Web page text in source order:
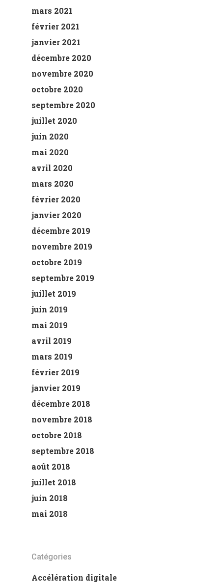
mars 2021
février 2021
janvier 2021
décembre 2020
novembre 2020
octobre 2020
septembre 2020
juillet 2020
juin 2020
mai 2020
avril 2020
mars 2020
février 2020
janvier 2020
décembre 2019
novembre 2019
octobre 2019
septembre 2019
juillet 2019
juin 2019
mai 2019
avril 2019
mars 2019
février 2019
janvier 2019
décembre 2018
novembre 2018
octobre 2018
septembre 2018
août 2018
juillet 2018
juin 2018
mai 2018
Catégories
Accélération digitale